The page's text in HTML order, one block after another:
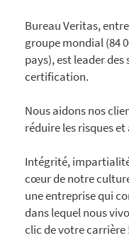
Bureau Veritas,
groupe mondial (84
pays), est leader
certification.
Nous aidons nos
réduire les risques
Intégrité,
cœur de notre
une entreprise qui
dans lequel nous
clic de votre